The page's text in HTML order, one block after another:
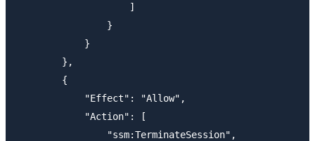
                    ]
                }
            }
        },
        {
            "Effect": "Allow",
            "Action": [
                "ssm:TerminateSession",